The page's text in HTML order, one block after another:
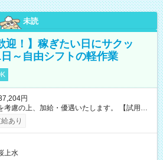
未読
迎！】稼ぎたい日にサクッ
～自由シフトの軽作業
円
の上、加給・優遇いたします。 【試用期
あり
上水